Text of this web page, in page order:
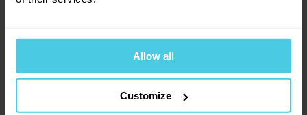
Allow all
Customize
info@aromaniac.cz